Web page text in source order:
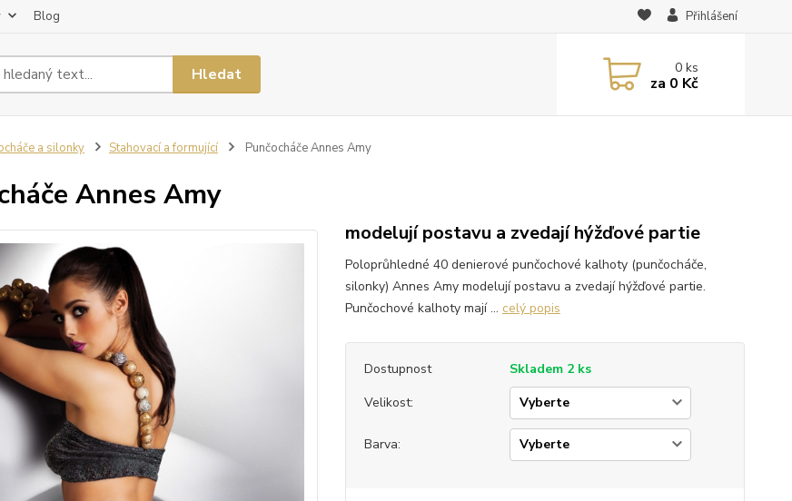
Blog Přihlášení
Hledat 0ks
za 0 Kč
a silonky Stahovací a formující Punčocháče Annes Amy
Annes Amy
modelují postavu a zvedají hýžďové partie
Poloprůhledné 40 denierové punčochové kalhoty (punčocháče,
silonky) Annes Amy modelují postavu a zvedají hýžďové partie.
Punčochové kalhoty mají ... celý popis
Dostupnost
Skladem 2 ks
Velikost:
Barva: